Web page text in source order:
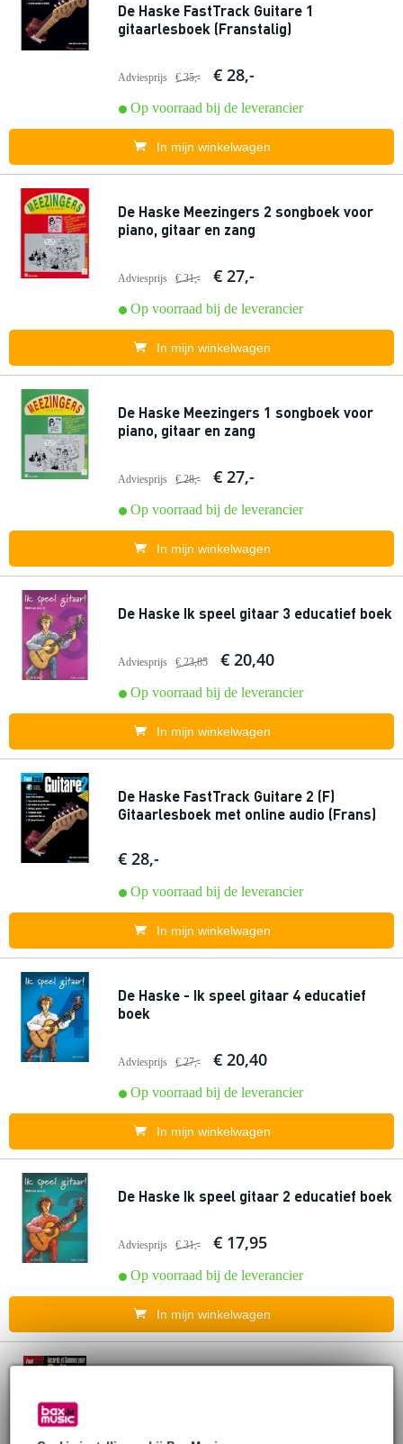
De Haske FastTrack Guitare 1
gitaarlesboek (Franstalig)
Adviesprijs € 35,- € 28,-
Op voorraad bij de leverancier
In mijn winkelwagen
De Haske Meezingers 2 songboek voor
piano, gitaar en zang
Adviesprijs € 31,- € 27,-
Op voorraad bij de leverancier
In mijn winkelwagen
De Haske Meezingers 1 songboek voor
piano, gitaar en zang
Adviesprijs € 28,- € 27,-
Op voorraad bij de leverancier
In mijn winkelwagen
De Haske Ik speel gitaar 3 educatief boek
Adviesprijs € 23,85 € 20,40
Op voorraad bij de leverancier
In mijn winkelwagen
De Haske FastTrack Guitare 2 (F)
Gitaarlesboek met online audio (Frans)
€ 28,-
Op voorraad bij de leverancier
In mijn winkelwagen
De Haske - Ik speel gitaar 4 educatief
boek
Adviesprijs € 27,- € 20,40
Op voorraad bij de leverancier
In mijn winkelwagen
De Haske Ik speel gitaar 2 educatief boek
Adviesprijs € 31,- € 17,95
Op voorraad bij de leverancier
In mijn winkelwagen